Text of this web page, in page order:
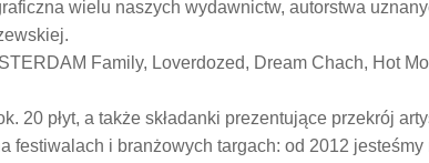
wielu naszych wydawnictw, autorstwa
Family, Loverdozed, Dream Chach, Hot
20 płyt, a także składanki prezentujące przekrój
i branżowych targach: od 2012 jesteśmy